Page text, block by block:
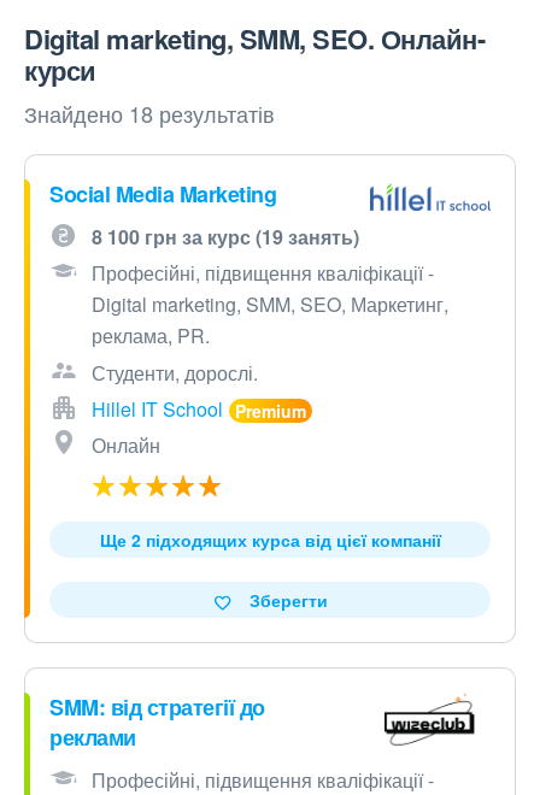
Digital marketing, SMM, SEO. Онлайн-
курси
Знайдено 18 результатів
Social Media Marketing
8 100 грн за курс (19 занять)
Професійні, підвищення кваліфікації -
Digital marketing, SMM, SEO, Маркетинг,
реклама, PR.
Студенти, дорослі.
Hillel IT School
Онлайн
Ще 2 підходящих курса від цієї компанії
Зберегти
SMM: від стратегії до
реклами
Професійні, підвищення кваліфікації -